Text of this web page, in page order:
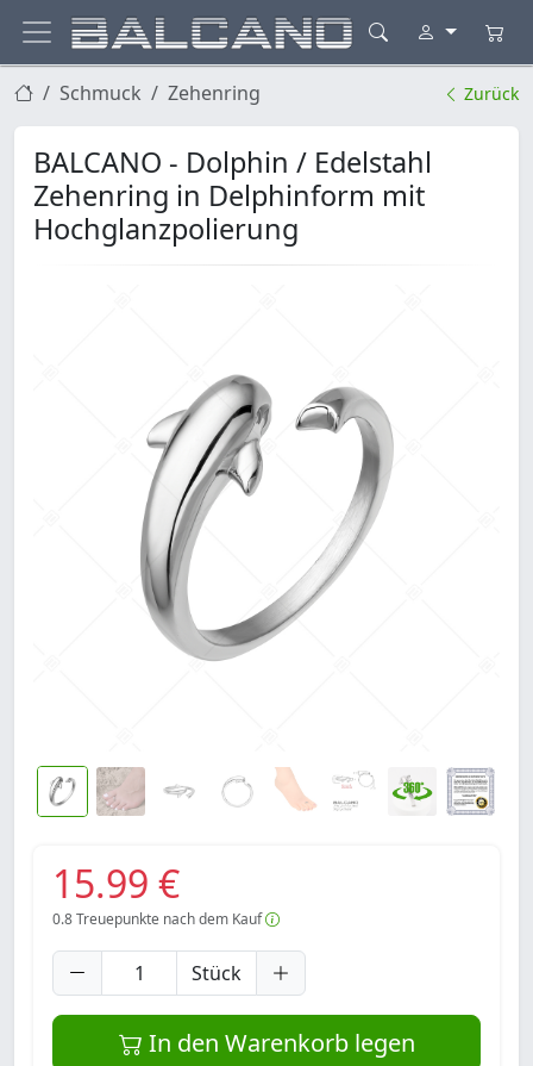
Schmuck Zehenring Zurück
BALCANO - Dolphin / Edelstahl
Zehenring in Delphinform mit
Hochglanzpolierung
15.99 €
0.8Treuepunkte nach dem Kauf
Stück
In den Warenkorb legen